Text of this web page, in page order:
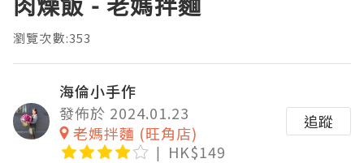
瀏覽次數:353
海倫小手作
發佈於 2024.01.23
老媽拌麵 (旺角店)
HK$149
追蹤